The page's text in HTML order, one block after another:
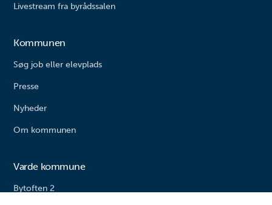
Livestream fra byrådssalen
Kommunen
Søg job eller elevplads
Presse
Nyheder
Om kommunen
Varde kommune
Bytoften 2